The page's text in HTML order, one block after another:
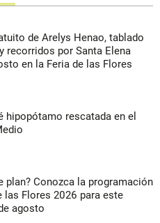
de Arelys Henao, tablado
recorridos por Santa Elena
en la Feria de las Flores
hipopótamo rescatada en el
plan? Conozca la programación
las Flores 2026 para este
agosto